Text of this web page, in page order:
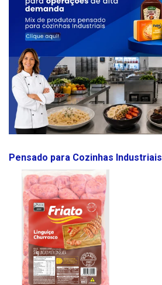
Pensado para Cozinhas Industriais